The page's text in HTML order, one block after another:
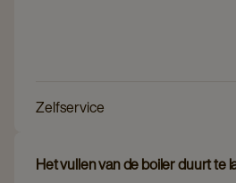
Zelfservice
Het vullen van de boiler duurt te